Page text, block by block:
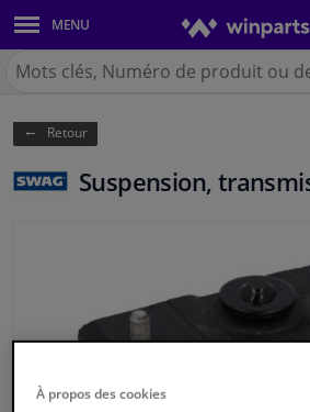
MENU
Carrosserie & tôles
Feux & ampoules
Freinage
Système d'échappement
Refroidissement & chauffage
Chercher
Winparts.be
Retour
Suspension,
À propos des cookies